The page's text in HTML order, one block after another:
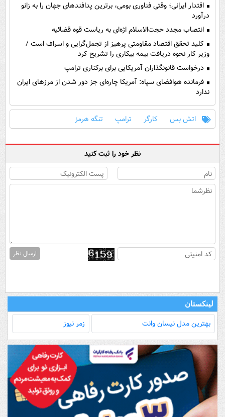
اقتدار ایرانی؛ وقتی فناوری بومی، برترین پدافندهای جهان را به زانو
درآورد
انتصاب مجدد حجت‌الاسلام اژه‌ای به ریاست قوه‌ قضائیه
کلید تحقق اقتصاد مقاومتی پرهیز از تجمل‌گرایی و اسراف است /
وزیر کار نحوه دریافت بیمه بیکاری را تشریح کرد
درخواست قانونگذاران آمریکایی برای برکناری ترامپ
فرمانده هوافضای سپاه: آمریکا چاره‌ای جز دور شدن از مرز‌های ایران
ندارد
اتش بس کارگر ترامپ تنگه هرمز
نظر خود را ثبت کنید
ارسال نظر
لینکستان
بهترین مدل‌ نیسان وانت زمر نیوز